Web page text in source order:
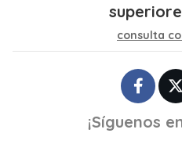
consulta
¡Síguenos